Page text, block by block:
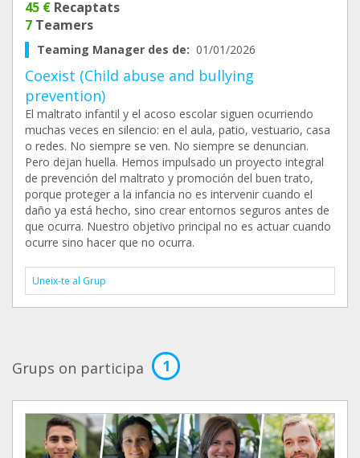
45 € Recaptats
7 Teamers
Teaming Manager des de: 01/01/2026
Coexist (Child abuse and bullying
prevention)
El maltrato infantil y el acoso escolar siguen ocurriendo
muchas veces en silencio: en el aula, patio, vestuario, casa
o redes. No siempre se ven. No siempre se denuncian.
Pero dejan huella. Hemos impulsado un proyecto integral
de prevención del maltrato y promoción del buen trato,
porque proteger a la infancia no es intervenir cuando el
daño ya está hecho, sino crear entornos seguros antes de
que ocurra. Nuestro objetivo principal no es actuar cuando
ocurre sino hacer que no ocurra.
Uneix-te al Grup
Grups on participa 1